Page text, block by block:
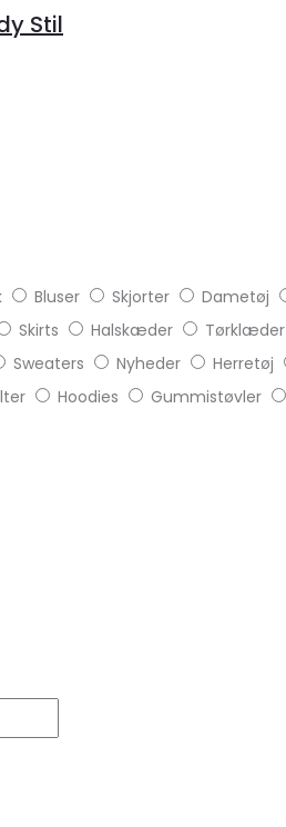
Stil
Bluser Skjorter Dametøj
Skirts Halskæder Tørklæder
Sweaters Nyheder Herretøj
Hoodies Gummistøvler